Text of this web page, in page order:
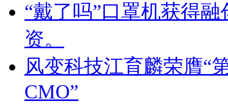
“戴了吗”口罩机获得
资。
风变科技江育麟荣膺“
CMO”